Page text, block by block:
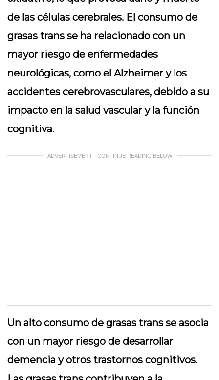
de las células cerebrales. El consumo de
grasas trans se ha relacionado con un
mayor riesgo de enfermedades
neurológicas, como el Alzheimer y los
accidentes cerebrovasculares, debido a su
impacto en la salud vascular y la función
cognitiva.
ADVERTISEMENT - CONTINUE READING BELOW
Un alto consumo de grasas trans se asocia
con un mayor riesgo de desarrollar
demencia y otros trastornos cognitivos.